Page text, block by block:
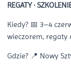
REGATY ·
Kiedy? 📅 3–4
wieczorem, regaty
Gdzie? 📍 Nowy